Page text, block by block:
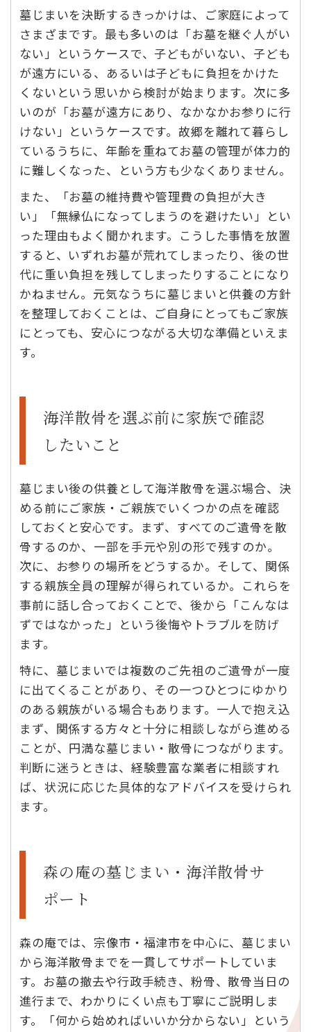
墓じまいを決断するきっかけは、ご家庭によって
さまざまです。最も多いのは「お墓を継ぐ人がい
ない」というケースで、子どもがいない、子ども
が遠方にいる、あるいは子どもに負担をかけた
くないという思いから検討が始まります。次に多
いのが「お墓が遠方にあり、なかなかお参りに行
けない」というケースです。故郷を離れて暮らし
ているうちに、年齢を重ねてお墓の管理が体力的
に難しくなった、という方も少なくありません。
また、「お墓の維持費や管理費の負担が大き
い」「無縁仏になってしまうのを避けたい」とい
った理由もよく聞かれます。こうした事情を放置
すると、いずれお墓が荒れてしまったり、後の世
代に重い負担を残してしまったりすることになり
かねません。元気なうちに墓じまいと供養の方針
を整理しておくことは、ご自身にとってもご家族
にとっても、安心につながる大切な準備といえま
す。
海洋散骨を選ぶ前に家族で確認
したいこと
墓じまい後の供養として海洋散骨を選ぶ場合、決
める前にご家族・ご親族でいくつかの点を確認
しておくと安心です。まず、すべてのご遺骨を散
骨するのか、一部を手元や別の形で残すのか。
次に、お参りの場所をどうするか。そして、関係
する親族全員の理解が得られているか。これらを
事前に話し合っておくことで、後から「こんなは
ずではなかった」という後悔やトラブルを防げ
ます。
特に、墓じまいでは複数のご先祖のご遺骨が一度
に出てくることがあり、その一つひとつにゆかり
のある親族がいる場合もあります。一人で抱え込
まず、関係する方々と十分に相談しながら進める
ことが、円満な墓じまい・散骨につながります。
判断に迷うときは、経験豊富な業者に相談すれ
ば、状況に応じた具体的なアドバイスを受けられ
ます。
森の庵の墓じまい・海洋散骨サ
ポート
森の庵では、宗像市・福津市を中心に、墓じまい
から海洋散骨までを一貫してサポートしていま
す。お墓の撤去や行政手続き、粉骨、散骨当日の
進行まで、わかりにくい点も丁寧にご説明しま
す。「何から始めればいいか分からない」という